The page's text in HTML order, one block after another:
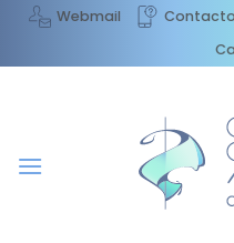
Saltar
contenido
Webmail Contacto